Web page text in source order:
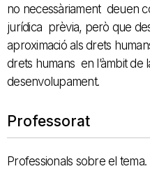
no necessàriament deuen
jurídica prèvia, però que
aproximació als drets
drets humans en l’àmbit de
desenvolupament.
Professorat
Professionals sobre el tema.